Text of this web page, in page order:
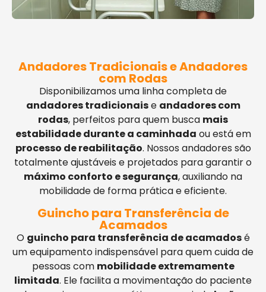
Andadores Tradicionais e Andadores
com Rodas
Disponibilizamos uma linha completa de
andadores tradicionaise andadores com
rodas, perfeitos para quem busca mais
estabilidade durante a caminhada ou está em
processo de reabilitação. Nossos andadores são
totalmente ajustáveis e projetados para garantir o
máximo conforto e segurança, auxiliando na
mobilidade de forma prática e eficiente.
Guincho para Transferência de
Acamados
O guincho para transferência de acamadosé
um equipamento indispensável para quem cuida de
pessoas com mobilidade extremamente
limitada. Ele facilita a movimentação do paciente